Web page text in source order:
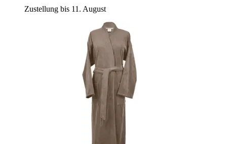
Zustellung bis 11. August